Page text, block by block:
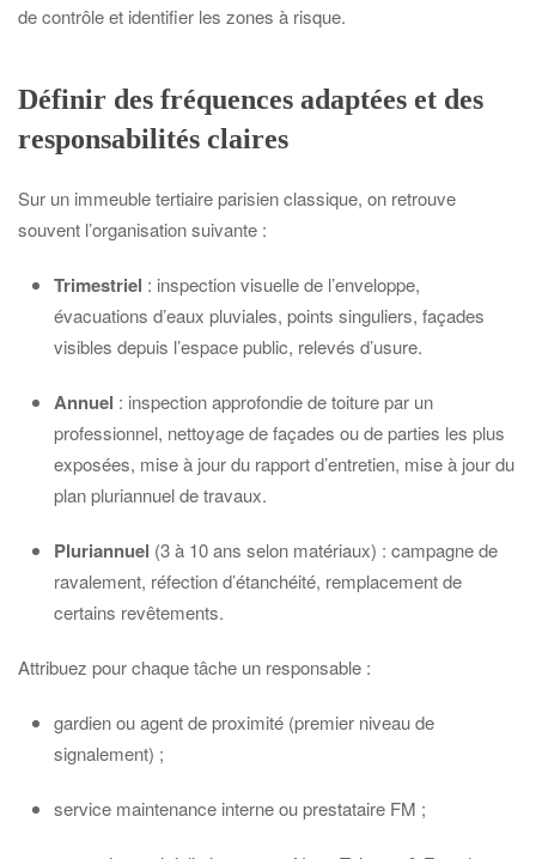
de contrôle et identifier les zones à risque.
Définir des fréquences adaptées et des
responsabilités claires
Sur un immeuble tertiaire parisien classique, on retrouve
souvent l’organisation suivante :
Trimestriel : inspection visuelle de l’enveloppe,
évacuations d’eaux pluviales, points singuliers, façades
visibles depuis l’espace public, relevés d’usure.
Annuel : inspection approfondie de toiture par un
professionnel, nettoyage de façades ou de parties les plus
exposées, mise à jour du rapport d’entretien, mise à jour du
plan pluriannuel de travaux.
Pluriannuel (3 à 10 ans selon matériaux) : campagne de
ravalement, réfection d’étanchéité, remplacement de
certains revêtements.
Attribuez pour chaque tâche un responsable :
gardien ou agent de proximité (premier niveau de
signalement) ;
service maintenance interne ou prestataire FM ;